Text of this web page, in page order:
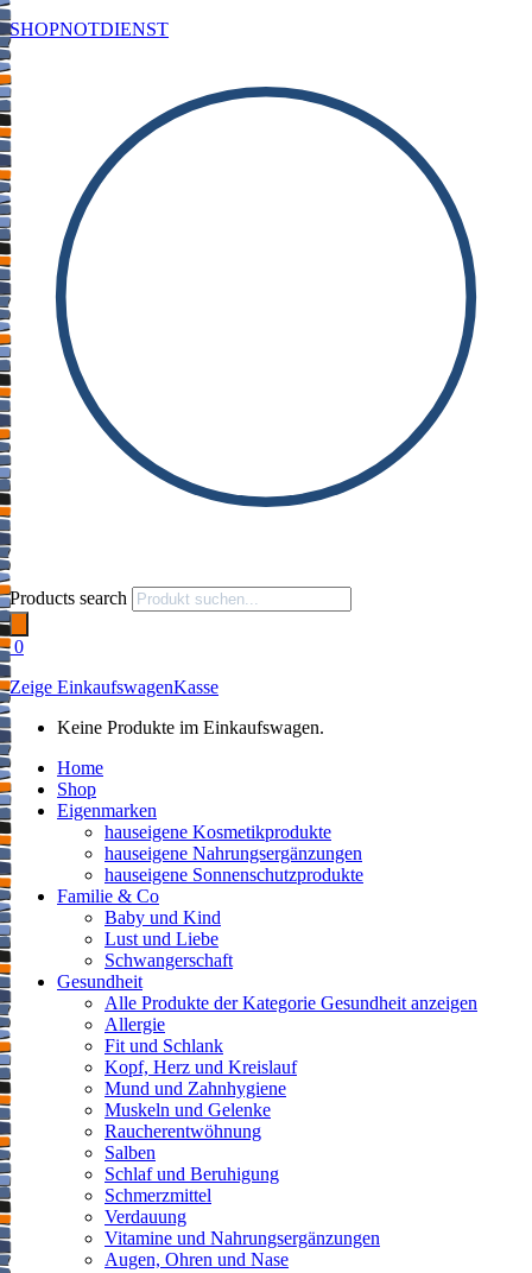
SHOPNOTDIENST
Products search
0
Zeige EinkaufswagenKasse
Keine Produkte im Einkaufswagen.
Home
Shop
Eigenmarken
hauseigene Kosmetikprodukte
hauseigene Nahrungsergänzungen
hauseigene Sonnenschutzprodukte
Familie & Co
Baby und Kind
Lust und Liebe
Schwangerschaft
Gesundheit
Alle Produkte der Kategorie Gesundheit anzeigen
Allergie
Fit und Schlank
Kopf, Herz und Kreislauf
Mund und Zahnhygiene
Muskeln und Gelenke
Raucherentwöhnung
Salben
Schlaf und Beruhigung
Schmerzmittel
Verdauung
Vitamine und Nahrungsergänzungen
Augen, Ohren und Nase